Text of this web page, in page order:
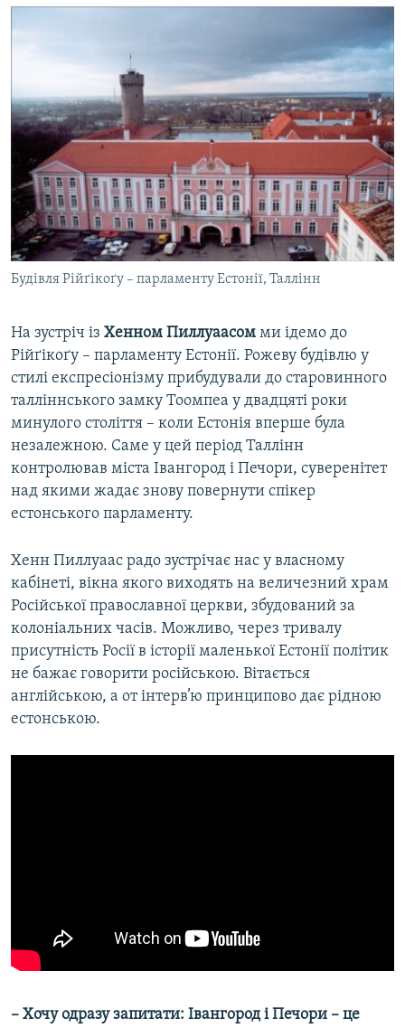
Будівля Рійґікоґу – парламенту Естонії, Таллінн
На зустріч із Хенном Пиллуаасом ми ідемо до
Рійґікоґу – парламенту Естонії. Рожеву будівлю у
стилі експресіонізму прибудували до старовинного
талліннського замку Тоомпеа у двадцяті роки
минулого століття – коли Естонія вперше була
незалежною. Саме у цей період Таллінн
контролював міста Івангород і Печори, суверенітет
над якими жадає знову повернути спікер
естонського парламенту.
Хенн Пиллуаас радо зустрічає нас у власному
кабінеті, вікна якого виходять на величезний храм
Російської православної церкви, збудований за
колоніальних часів. Можливо, через тривалу
присутність Росії в історії маленької Естонії політик
не бажає говорити російською. Вітається
англійською, а от інтерв’ю принципово дає рідною
естонською.
– Хочу одразу запитати: Івангород і Печори – це